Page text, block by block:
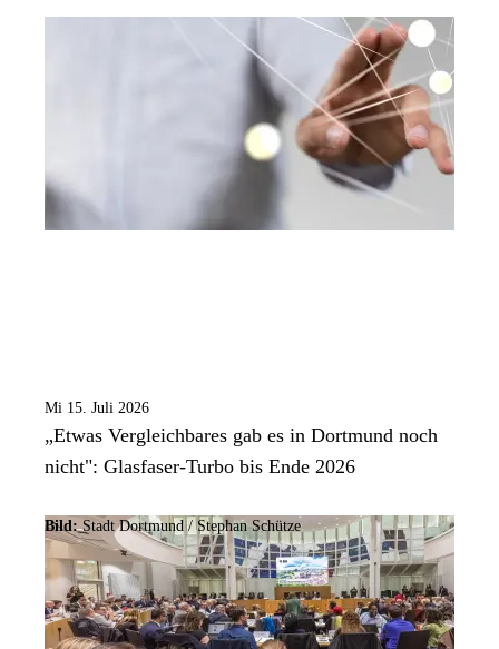
Mi 15. Juli 2026
„Etwas Vergleichbares gab es in Dortmund noch
nicht": Glasfaser-Turbo bis Ende 2026
Bild:Stadt Dortmund / Stephan Schütze